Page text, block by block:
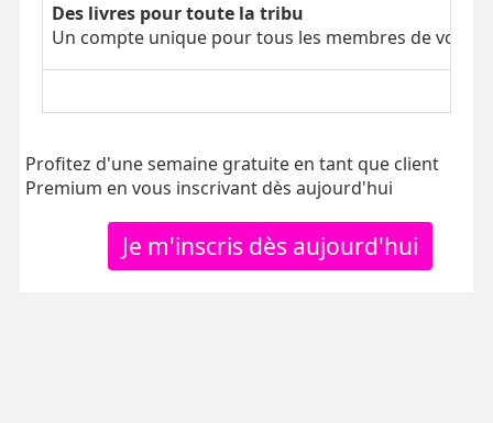
Des livres pour toute la tribu
Un compte unique pour tous les membres de votre
Profitez d'une semaine gratuite en tant que client
Premium en vous inscrivant dès aujourd'hui
Je m'inscris dès aujourd'hui